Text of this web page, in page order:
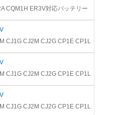
CQM1H ER3V対応バッテリー
CJ1G CJ2M CJ2G CP1E CP1L
CJ1G CJ2M CJ2G CP1E CP1L
CJ1G CJ2M CJ2G CP1E CP1L